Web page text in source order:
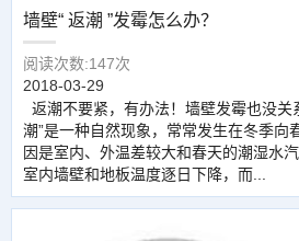
墙壁“ 返潮 ”发霉怎么办？
阅读次数:147次
2018-03-29
返潮不要紧，有办法！墙壁发霉也没关
潮”是一种自然现象，常常发生在冬季向
因是室内、外温差较大和春天的潮湿水
室内墙壁和地板温度逐日下降，而...